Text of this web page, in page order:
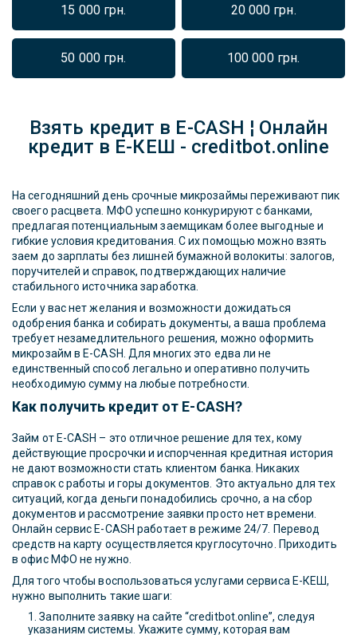
15 000 грн. 20 000 грн.
50 000 грн. 100 000 грн.
Взять кредит в E-CASH ¦ Онлайн
кредит в Е-КЕШ - creditbot.online
На сегодняшний день срочные микрозаймы переживают пик
своего расцвета. МФО успешно конкурируют с банками,
предлагая потенциальным заемщикам более выгодные и
гибкие условия кредитования. С их помощью можно взять
заем до зарплаты без лишней бумажной волокиты: залогов,
поручителей и справок, подтверждающих наличие
стабильного источника заработка.
Если у вас нет желания и возможности дожидаться
одобрения банка и собирать документы, а ваша проблема
требует незамедлительного решения, можно оформить
микрозайм в E-CASH. Для многих это едва ли не
единственный способ легально и оперативно получить
необходимую сумму на любые потребности.
Как получить кредит от E-CASH?
Займ от E-CASH – это отличное решение для тех, кому
действующие просрочки и испорченная кредитная история
не дают возможности стать клиентом банка. Никаких
справок с работы и горы документов. Это актуально для тех
ситуаций, когда деньги понадобились срочно, а на сбор
документов и рассмотрение заявки просто нет времени.
Онлайн сервис E-CASH работает в режиме 24/7. Перевод
средств на карту осуществляется круглосуточно. Приходить
в офис МФО не нужно.
Для того чтобы воспользоваться услугами сервиса Е-КЕШ,
нужно выполнить такие шаги:
Заполните заявку на сайте “creditbot.online”, следуя
указаниям системы. Укажите сумму, которая вам